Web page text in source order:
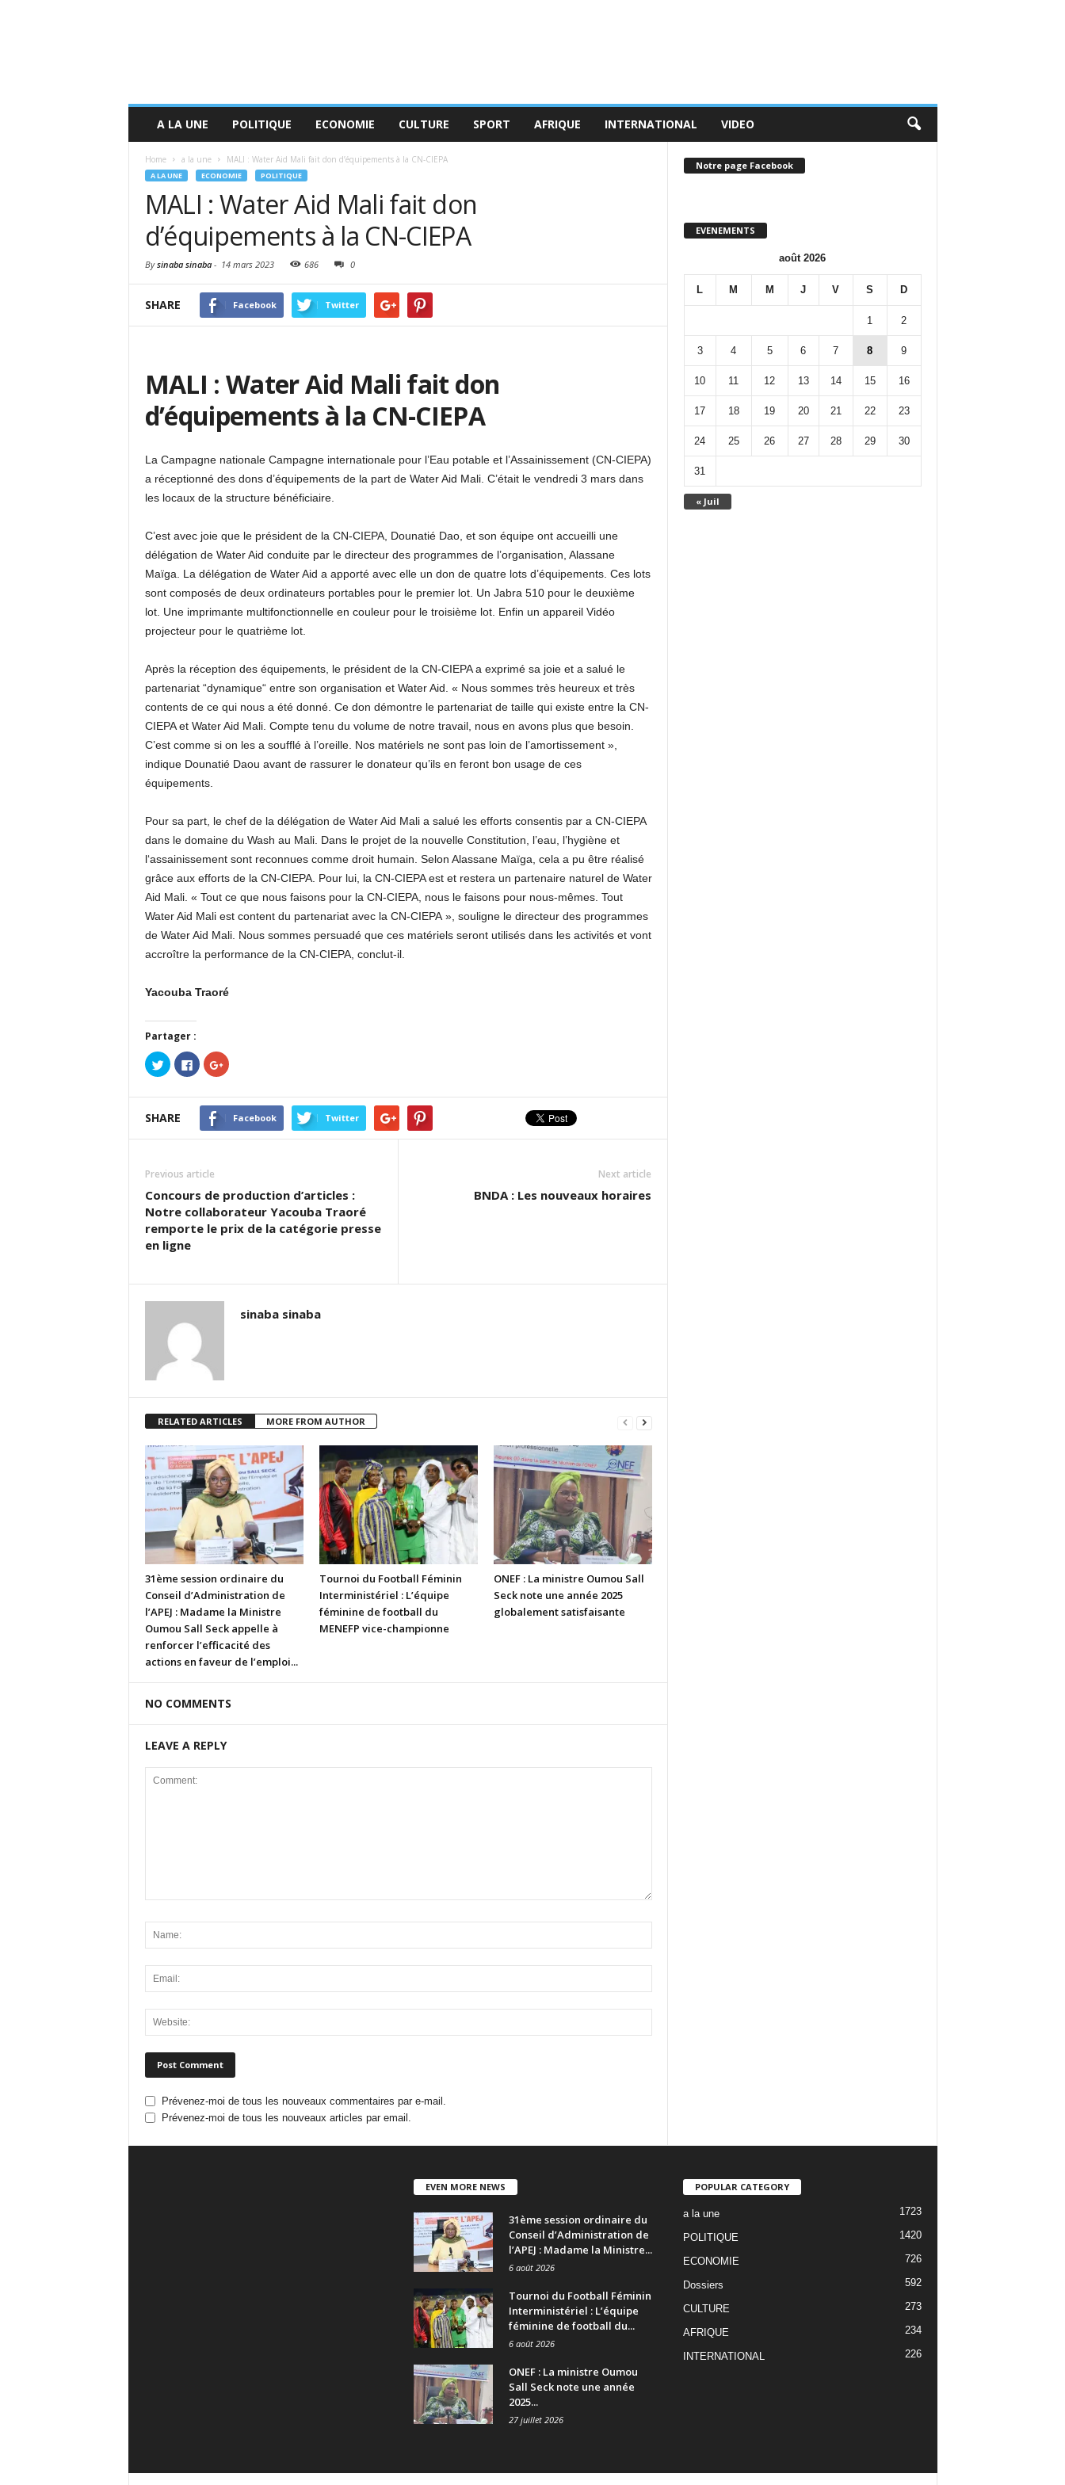
A LA UNE POLITIQUE ECONOMIE CULTURE SPORT AFRIQUE INTERNATIONAL VIDEO
Home a la une MALI : Water Aid Mali fait don d’équipements à la CN-CIEPA
A LA UNE ECONOMIE POLITIQUE
MALI : Water Aid Mali fait don
d’équipements à la CN-CIEPA
Bysinaba sinaba- 14 mars 2023 686 0
SHARE Facebook Twitter
MALI : Water Aid Mali fait don
d’équipements à la CN-CIEPA
La Campagne nationale Campagne internationale pour l’Eau potable et l’Assainissement (CN-CIEPA)
a réceptionné des dons d’équipements de la part de Water Aid Mali. C’était le vendredi 3 mars dans
les locaux de la structure bénéficiaire.
C’est avec joie que le président de la CN-CIEPA, Dounatié Dao, et son équipe ont accueilli une
délégation de Water Aid conduite par le directeur des programmes de l’organisation, Alassane
Maïga. La délégation de Water Aid a apporté avec elle un don de quatre lots d’équipements. Ces lots
sont composés de deux ordinateurs portables pour le premier lot. Un Jabra 510 pour le deuxième
lot. Une imprimante multifonctionnelle en couleur pour le troisième lot. Enfin un appareil Vidéo
projecteur pour le quatrième lot.
Après la réception des équipements, le président de la CN-CIEPA a exprimé sa joie et a salué le
partenariat “dynamique“ entre son organisation et Water Aid. « Nous sommes très heureux et très
contents de ce qui nous a été donné. Ce don démontre le partenariat de taille qui existe entre la CN-
CIEPA et Water Aid Mali. Compte tenu du volume de notre travail, nous en avons plus que besoin.
C’est comme si on les a soufflé à l’oreille. Nos matériels ne sont pas loin de l’amortissement »,
indique Dounatié Daou avant de rassurer le donateur qu’ils en feront bon usage de ces
équipements.
Pour sa part, le chef de la délégation de Water Aid Mali a salué les efforts consentis par a CN-CIEPA
dans le domaine du Wash au Mali. Dans le projet de la nouvelle Constitution, l’eau, l’hygiène et
l‘assainissement sont reconnues comme droit humain. Selon Alassane Maïga, cela a pu être réalisé
grâce aux efforts de la CN-CIEPA. Pour lui, la CN-CIEPA est et restera un partenaire naturel de Water
Aid Mali. « Tout ce que nous faisons pour la CN-CIEPA, nous le faisons pour nous-mêmes. Tout
Water Aid Mali est content du partenariat avec la CN-CIEPA », souligne le directeur des programmes
de Water Aid Mali. Nous sommes persuadé que ces matériels seront utilisés dans les activités et vont
accroître la performance de la CN-CIEPA, conclut-il.
Yacouba Traoré
Partager :
Cliquez
pour
partager
Twitter(ouvre
une
nouvelle
fenêtre)
Cliquez
pour
partager
Facebook(ouvre
dans
une
nouvelle
fenêtre)
Cliquez
pour
Google+
(ouvre
dans
une
nouvelle
SHARE Facebook Twitter
Previous article
Concours de production d’articles :
Notre collaborateur Yacouba Traoré
remporte le prix de la catégorie presse
en ligne
Next article
BNDA : Les nouveaux horaires
sinaba sinaba
RELATED ARTICLES MORE FROM AUTHOR
31ème session ordinaire du
Conseil d’Administration de
l’APEJ : Madame la Ministre
Oumou Sall Seck appelle à
renforcer l’efficacité des
actions en faveur de l’emploi...
Tournoi du Football Féminin
Interministériel : L’équipe
féminine de football du
MENEFP vice-championne
ONEF : La ministre Oumou Sall
Seck note une année 2025
globalement satisfaisante
NO COMMENTS
LEAVE A REPLY
Prévenez-moi de tous les nouveaux commentaires par e-mail.
Prévenez-moi de tous les nouveaux articles par email.
Notre page Facebook
EVENEMENTS
août 2026
L M M J V S D
« Juil
1 2
3 4 5 6 7 8 9
10 11 12 13 14 15 16
17 18 19 20 21 22 23
24 25 26 27 28 29 30
31
EVEN MORE NEWS
31ème session ordinaire du
Conseil d’Administration de
l’APEJ : Madame la Ministre...
6 août 2026
Tournoi du Football Féminin
Interministériel : L’équipe
féminine de football du...
6 août 2026
ONEF : La ministre Oumou
Sall Seck note une année
2025...
27 juillet 2026
POPULAR CATEGORY
a la une 1723
POLITIQUE 1420
ECONOMIE 726
Dossiers 592
CULTURE 273
AFRIQUE 234
INTERNATIONAL 226